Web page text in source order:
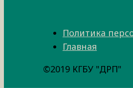
Политика
Главная
©2019 КГБУ "ДРП"